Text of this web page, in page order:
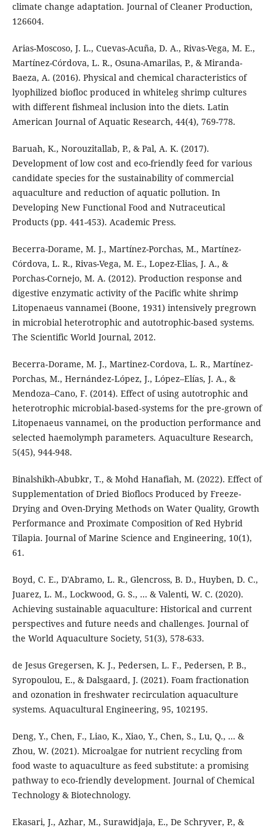
climate change adaptation. Journal of Cleaner Production,
126604.
Arias-Moscoso, J. L., Cuevas-Acuña, D. A., Rivas-Vega, M. E.,
Martínez-Córdova, L. R., Osuna-Amarilas, P., & Miranda-
Baeza, A. (2016). Physical and chemical characteristics of
lyophilized biofloc produced in whiteleg shrimp cultures
with different fishmeal inclusion into the diets. Latin
American Journal of Aquatic Research, 44(4), 769-778.
Baruah, K., Norouzitallab, P., & Pal, A. K. (2017).
Development of low cost and eco-friendly feed for various
candidate species for the sustainability of commercial
aquaculture and reduction of aquatic pollution. In
Developing New Functional Food and Nutraceutical
Products (pp. 441-453). Academic Press.
Becerra-Dorame, M. J., Martínez-Porchas, M., Martínez-
Córdova, L. R., Rivas-Vega, M. E., Lopez-Elias, J. A., &
Porchas-Cornejo, M. A. (2012). Production response and
digestive enzymatic activity of the Pacific white shrimp
Litopenaeus vannamei (Boone, 1931) intensively pregrown
in microbial heterotrophic and autotrophic-based systems.
The Scientific World Journal, 2012.
Becerra‐Dorame, M. J., Martinez‐Cordova, L. R., Martínez‐
Porchas, M., Hernández‐López, J., López–Elías, J. A., &
Mendoza–Cano, F. (2014). Effect of using autotrophic and
heterotrophic microbial‐based‐systems for the pre‐grown of
Litopenaeus vannamei, on the production performance and
selected haemolymph parameters. Aquaculture Research,
5(45), 944-948.
Binalshikh-Abubkr, T., & Mohd Hanafiah, M. (2022). Effect of
Supplementation of Dried Bioflocs Produced by Freeze-
Drying and Oven-Drying Methods on Water Quality, Growth
Performance and Proximate Composition of Red Hybrid
Tilapia. Journal of Marine Science and Engineering, 10(1),
61.
Boyd, C. E., D'Abramo, L. R., Glencross, B. D., Huyben, D. C.,
Juarez, L. M., Lockwood, G. S., ... & Valenti, W. C. (2020).
Achieving sustainable aquaculture: Historical and current
perspectives and future needs and challenges. Journal of
the World Aquaculture Society, 51(3), 578-633.
de Jesus Gregersen, K. J., Pedersen, L. F., Pedersen, P. B.,
Syropoulou, E., & Dalsgaard, J. (2021). Foam fractionation
and ozonation in freshwater recirculation aquaculture
systems. Aquacultural Engineering, 95, 102195.
Deng, Y., Chen, F., Liao, K., Xiao, Y., Chen, S., Lu, Q., ... &
Zhou, W. (2021). Microalgae for nutrient recycling from
food waste to aquaculture as feed substitute: a promising
pathway to eco‐friendly development. Journal of Chemical
Technology & Biotechnology.
Ekasari, J., Azhar, M., Surawidjaja, E., De Schryver, P., &